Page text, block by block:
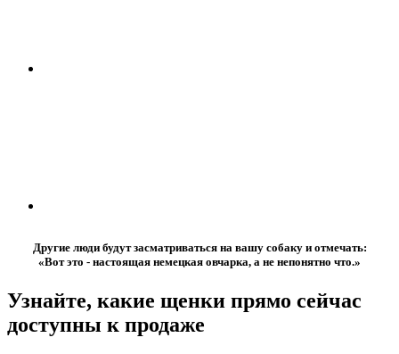
Другие люди будут засматриваться на вашу собаку и отмечать:
«Вот это - настоящая немецкая овчарка, а не непонятно что.»
Узнайте, какие щенки прямо сейчас
доступны к продаже